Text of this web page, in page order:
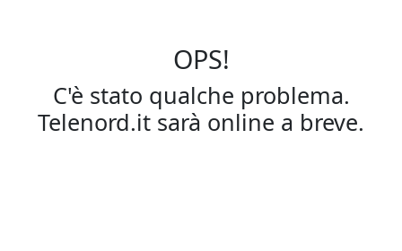
OPS!
C'è stato qualche problema.
Telenord.it sarà online a breve.